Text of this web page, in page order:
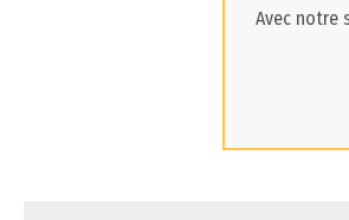
Avec notre